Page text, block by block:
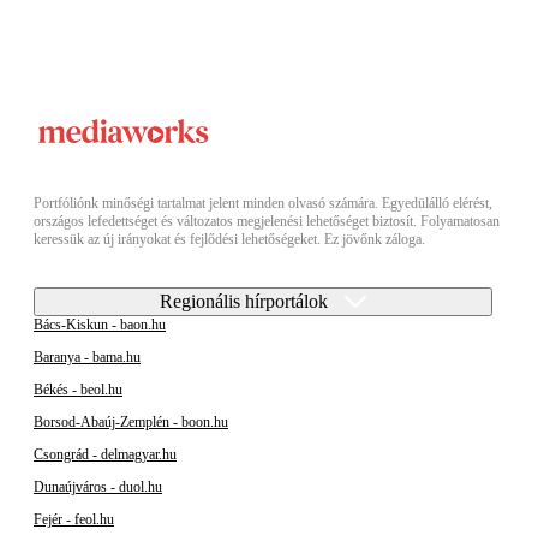
Portfóliónk minőségi tartalmat jelent minden olvasó számára. Egyedülálló elérést,
országos lefedettséget és változatos megjelenési lehetőséget biztosít. Folyamatosan
keressük az új irányokat és fejlődési lehetőségeket. Ez jövőnk záloga.
Regionális hírportálok
Bács-Kiskun - baon.hu
Baranya - bama.hu
Békés - beol.hu
Borsod-Abaúj-Zemplén - boon.hu
Csongrád - delmagyar.hu
Dunaújváros - duol.hu
Fejér - feol.hu